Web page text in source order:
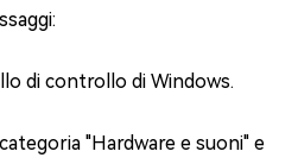
di controllo di Windows.
"Hardware e suoni" e